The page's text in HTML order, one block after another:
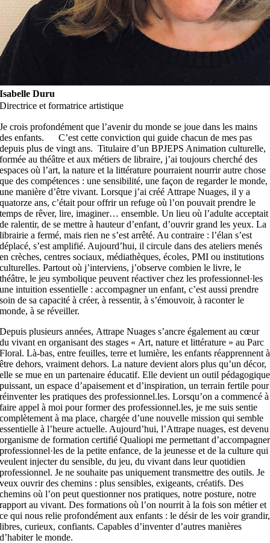
Isabelle Duru
Directrice et formatrice artistique
Je crois profondément que l’avenir du monde se joue dans les mains
des enfants. C’est cette conviction qui guide chacun de mes pas
depuis plus de vingt ans. Titulaire d’un BPJEPS Animation culturelle,
formée au théâtre et aux métiers de libraire, j’ai toujours cherché des
espaces où l’art, la nature et la littérature pourraient nourrir autre chose
que des compétences : une sensibilité, une façon de regarder le monde,
une manière d’être vivant. Lorsque j’ai créé Attrape Nuages, il y a
quatorze ans, c’était pour offrir un refuge où l’on pouvait prendre le
temps de rêver, lire, imaginer… ensemble. Un lieu où l’adulte acceptait
de ralentir, de se mettre à hauteur d’enfant, d’ouvrir grand les yeux. La
librairie a fermé, mais rien ne s’est arrêté. Au contraire : l’élan s’est
déplacé, s’est amplifié. Aujourd’hui, il circule dans des ateliers menés
en crèches, centres sociaux, médiathèques, écoles, PMI ou institutions
culturelles. Partout où j’interviens, j’observe combien le livre, le
théâtre, le jeu symbolique peuvent réactiver chez les professionnel·les
une intuition essentielle : accompagner un enfant, c’est aussi prendre
soin de sa capacité à créer, à ressentir, à s’émouvoir, à raconter le
monde, à se réveiller.
Depuis plusieurs années, Attrape Nuages s’ancre également au cœur
du vivant en organisant des stages « Art, nature et littérature » au Parc
Floral. Là-bas, entre feuilles, terre et lumière, les enfants réapprennent à
être dehors, vraiment dehors. La nature devient alors plus qu’un décor,
elle se mue en un partenaire éducatif. Elle devient un outil pédagogique
puissant, un espace d’apaisement et d’inspiration, un terrain fertile pour
réinventer les pratiques des professionnel.les. Lorsqu’on a commencé à
faire appel à moi pour former des professionnel.les, je me suis sentie
complètement à ma place, chargée d’une nouvelle mission qui semble
essentielle à l’heure actuelle. Aujourd’hui, l’Attrape nuages, est devenu
organisme de formation certifié Qualiopi me permettant d’accompagner
professionnel·les de la petite enfance, de la jeunesse et de la culture qui
veulent injecter du sensible, du jeu, du vivant dans leur quotidien
professionnel. Je ne souhaite pas uniquement transmettre des outils. Je
veux ouvrir des chemins : plus sensibles, exigeants, créatifs. Des
chemins où l’on peut questionner nos pratiques, notre posture, notre
rapport au vivant. Des formations où l’on nourrit à la fois son métier et
ce qui nous relie profondément aux enfants : le désir de les voir grandir,
libres, curieux, confiants. Capables d’inventer d’autres manières
d’habiter le monde.